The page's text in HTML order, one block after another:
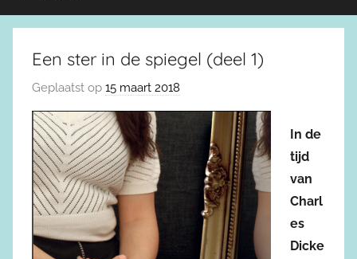
Een ster in de spiegel (deel 1)
Geplaatst op 15 maart 2018
In de
tijd
van
Charl
es
Dicke